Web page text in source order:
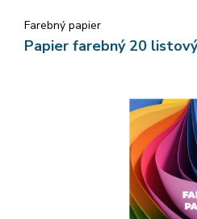
Farebný papier
Papier farebný 20 listový